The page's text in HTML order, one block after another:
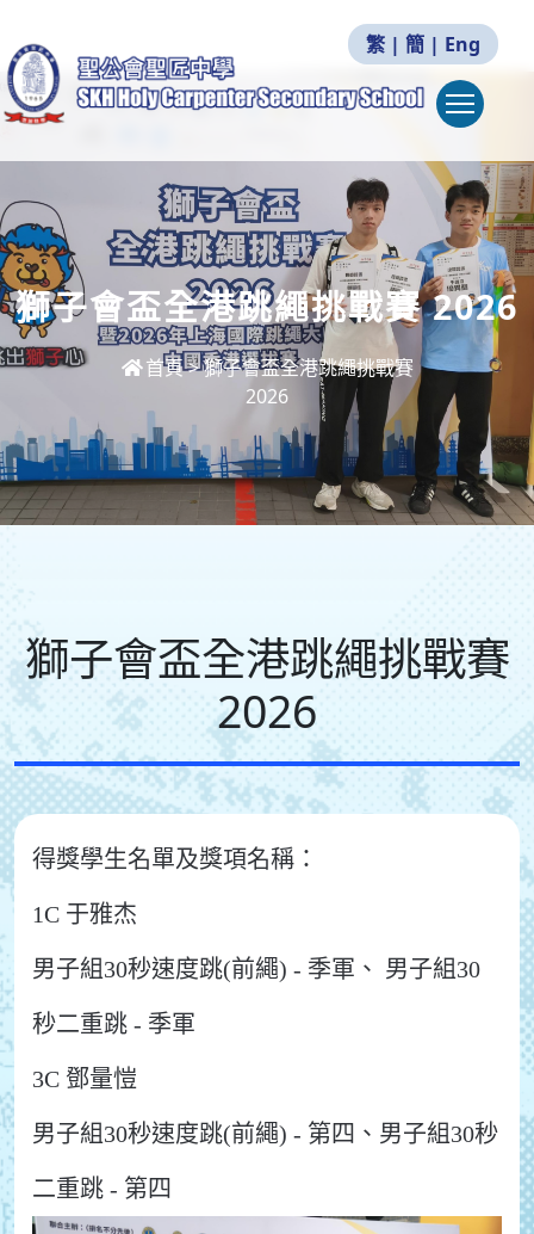
繁 | 簡 | Eng
獅子會盃全港跳繩挑戰賽 2026
首頁>獅子會盃全港跳繩挑戰賽
2026
獅子會盃全港跳繩挑戰賽
2026
得獎學生名單及獎項名稱：
1C 于雅杰
男子組30秒速度跳(前繩) - 季軍、 男子組30
秒二重跳 - 季軍
3C 鄧量愷
男子組30秒速度跳(前繩) - 第四、男子組30秒
二重跳 - 第四